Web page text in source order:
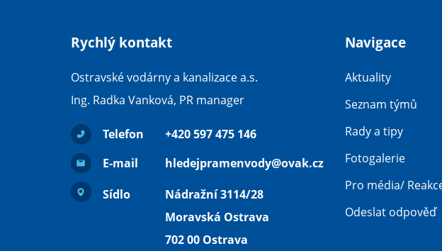
Rychlý kontakt
Ostravské vodárny a kanalizace a.s.
Ing. Radka Vanková, PR manager
Telefon
+420 597 475 146
E-mail
hledejpramenvody@ovak.cz
Sídlo
Nádražní 3114/28
Moravská Ostrava
702 00 Ostrava
Navigace
Aktuality
Seznam týmů
Rady a tipy
Fotogalerie
Pro média/
Odeslat odpověď